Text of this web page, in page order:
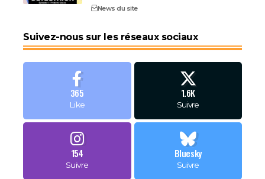
News du site
Suivez-nous sur les réseaux sociaux
365
Like
1.6K
Suivre
154
Suivre
Bluesky
Suivre